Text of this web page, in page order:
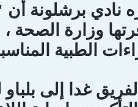
نادي برشلونة
وزارة الصحة
الطبية
غدا إلى بلباو